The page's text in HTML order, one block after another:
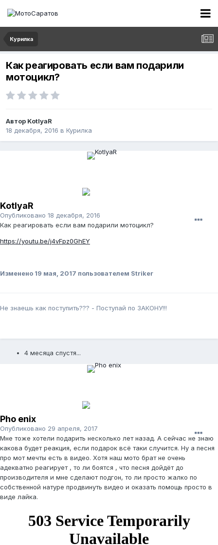
Курилка
Как реагировать если вам подарили
мотоцикл?
Автор KotlyaR
18 декабря, 2016 в Курилка
KotlyaR
Опубликовано 18 декабря, 2016
Как реагировать если вам подарили мотоцикл?
https://youtu.be/j4vFpz0GhEY
Изменено 19 мая, 2017 пользователем Striker
Не знаешь как поступить??? - Поступай по ЗАКОНУ!!!
4 месяца спустя...
Pho enix
Опубликовано 29 апреля, 2017
Мне тоже хотели подарить несколько лет назад. А сейчас не знаю
какова будет реакция, если подарок всё таки случится. Ну а песня
про мот мечты есть в видео. Хотя наш мото брат не очень
адекватно реагирует , то ли боятся , что песня дойдёт до
производителя и мне сделают подгон, то ли просто жалко по
собственной натуре продвинуть видео и оказать помощь просто в
виде лайка.